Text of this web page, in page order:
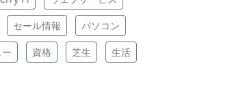
セール情報 パソコン
資格 芝生 生活